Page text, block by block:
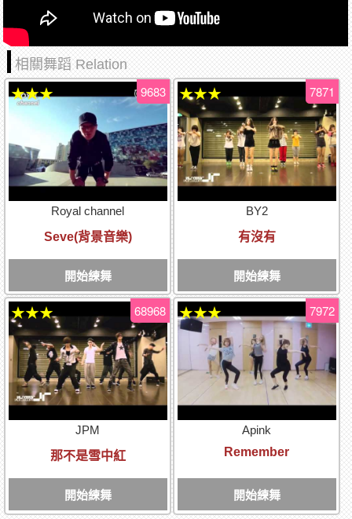
相關舞蹈 Relation
Royal channel
Seve(背景音樂)
開始練舞
9683
★★★
BY2
有沒有
開始練舞
7871
★★★
JPM
那不是雪中紅
開始練舞
68968
★★★
Apink
Remember
開始練舞
7972
★★★